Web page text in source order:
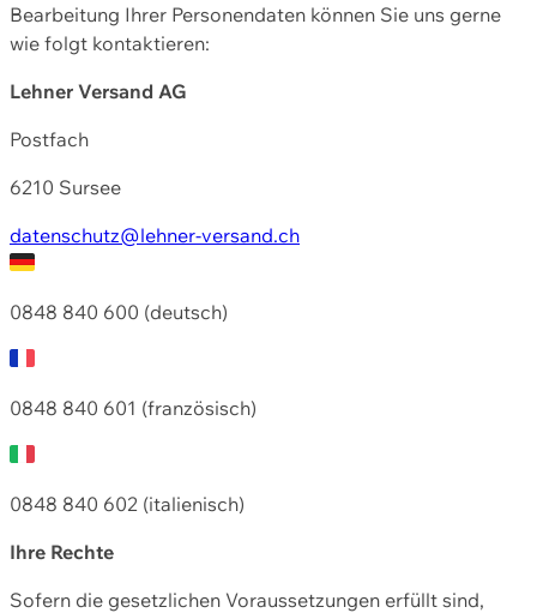
Bearbeitung Ihrer Personendaten können Sie uns gerne
wie folgt kontaktieren:
Lehner Versand AG
Postfach
6210 Sursee
datenschutz@lehner-versand.ch
0848 840 600 (deutsch)
0848 840 601 (französisch)
0848 840 602 (italienisch)
Ihre Rechte
Sofern die gesetzlichen Voraussetzungen erfüllt sind,